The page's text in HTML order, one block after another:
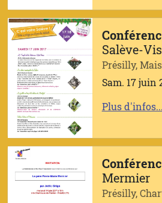
Salève-
Présilly,
Sam. 17 juin
Plus d'infos...
Mermier
Présilly,